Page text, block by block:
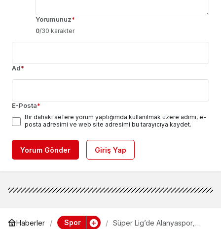
Yorumunuz*
0/30 karakter
Ad*
E-Posta*
Bir dahaki sefere yorum yaptığımda kullanılmak üzere adımı, e-
posta adresimi ve web site adresimi bu tarayıcıya kaydet.
Yorum Gönder Giriş Yap
Haberler Spor
Süper Lig’de Alanyaspor,